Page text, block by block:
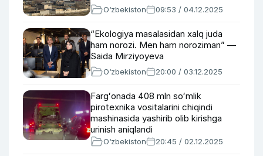
O‘zbekiston 09:53 / 04.12.2025
“Ekologiya masalasidan xalq juda
ham norozi. Men ham noroziman” —
Saida Mirziyoyeva
O‘zbekiston 20:00 / 03.12.2025
Fargʻonada 408 mln soʻmlik
pirotexnika vositalarini chiqindi
mashinasida yashirib olib kirishga
urinish aniqlandi
O‘zbekiston 20:45 / 02.12.2025